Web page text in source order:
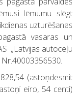
lēmumu slēgt
uzturēšanas
vasaras un
„Latvijas autoceļu
(astoņdesmit
eiro, 54 centi)